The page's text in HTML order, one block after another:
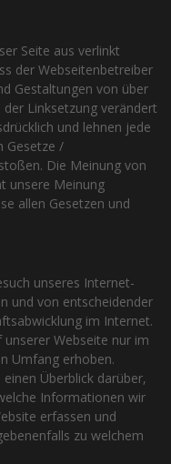
Seite aus verlinkt
der Webseitenbetreiber
Gestaltungen von über
der Linksetzung verändert
und lehnen jede
Gesetze /
Die Meinung von
unsere Meinung
allen Gesetzen und
unseres Internet-
und von entscheidender
im Internet.
Webseite nur im
Umfang erhoben.
Überblick darüber,
Informationen wir
erfassen und
zu welchem